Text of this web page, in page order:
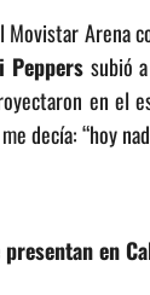
Arena
Peppers subió
en el
decía: “hoy
en